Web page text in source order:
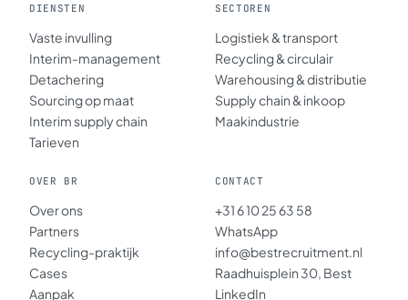
DIENSTEN
Vaste invulling
Interim-management
Detachering
Sourcing op maat
Interim supply chain
Tarieven
SECTOREN
Logistiek & transport
Recycling & circulair
Warehousing & distributie
Supply chain & inkoop
Maakindustrie
OVER BR
Over ons
Partners
Recycling-praktijk
Cases
Aanpak
CONTACT
+31 6 10 25 63 58
WhatsApp
info@bestrecruitment.nl
Raadhuisplein 30, Best
LinkedIn